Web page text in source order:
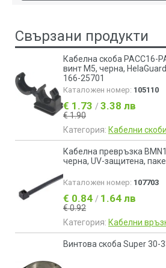
Свързани продукти
Кабелна скоба PACC16-
винт М5, черна,
166-25701
Каталожен номер: 105110
€ 1.73 / 3.38 лв
€ 1.90
Категория: Кабелни
Кабелна превръзка
черна, UV-защитена,
Каталожен номер: 107703
€ 0.84 / 1.64 лв
€ 0.92
Категория: Кабелни
Винтова скоба Super 30-